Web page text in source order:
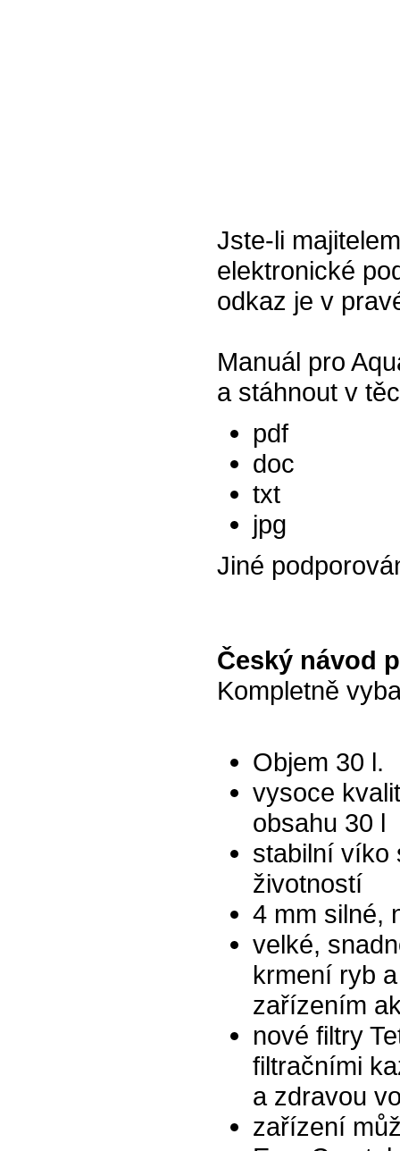
Jste-li
elektronické
odkaz je v
Manuál pro
a stáhnout v
pdf
doc
txt
jpg
Jiné
Český návod
Kompletně
Objem 30 l.
vysoce
obsahu 30 l
stabilní víko
životností
4 mm silné,
velké,
krmení ryb
zařízením
nové filtry
filtračními
a zdravou
zařízení